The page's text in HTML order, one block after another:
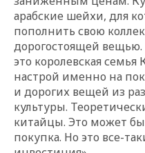
арабские шейхи, для
пополнить свою
дорогостоящей
это королевская семья
настрой именно на
и дорогих вещей из
культуры.
китайцы. Это может
покупка. Но это все-